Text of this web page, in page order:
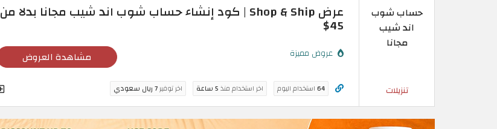
حساب شوب
اند شيب
مجانا
تنزيلات
عرض Shop & Ship | كود إنشاء حساب شوب اند شيب مجانا بدلا من
45$
عروض مميزة مشاهدة العروض
64استخدام اليوم اخر استخدام منذ5 ساعة اخر توفير7 ريال سعودي